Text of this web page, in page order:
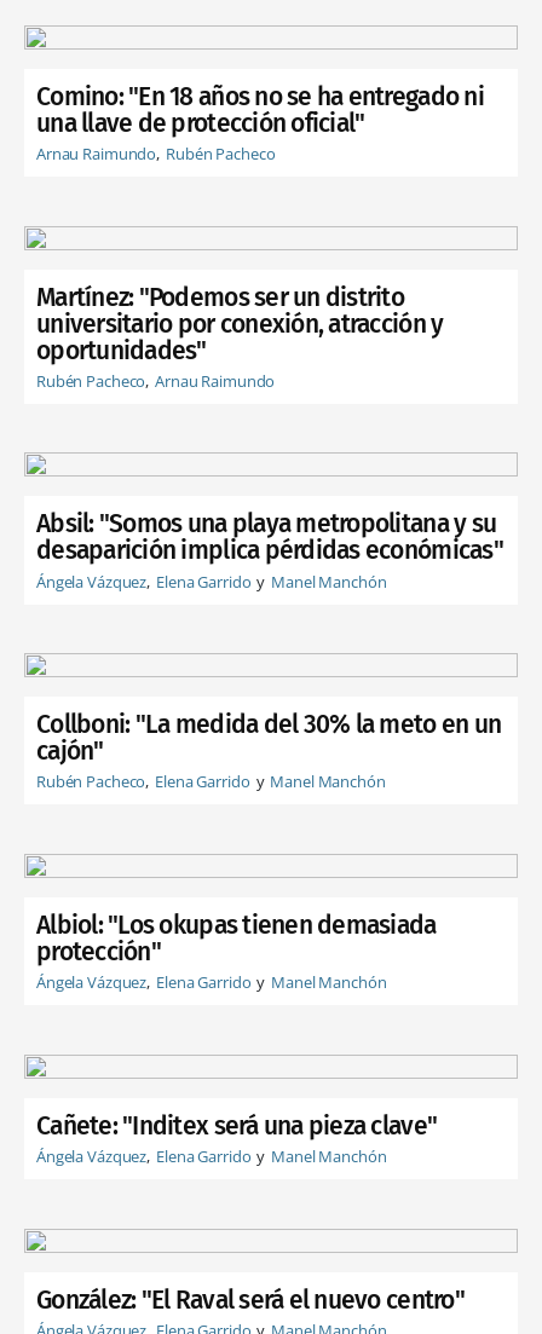
Comino: "En 18 años no se ha entregado ni
una llave de protección oficial"
Arnau Raimundo Rubén Pacheco
Martínez: "Podemos ser un distrito
universitario por conexión, atracción y
oportunidades"
Rubén Pacheco Arnau Raimundo
Absil: "Somos una playa metropolitana y su
desaparición implica pérdidas económicas"
Ángela Vázquez Elena Garrido Manel Manchón
Collboni: "La medida del 30% la meto en un
cajón"
Rubén Pacheco Elena Garrido Manel Manchón
Albiol: "Los okupas tienen demasiada
protección"
Ángela Vázquez Elena Garrido Manel Manchón
Cañete: "Inditex será una pieza clave"
Ángela Vázquez Elena Garrido Manel Manchón
González: "El Raval será el nuevo centro"